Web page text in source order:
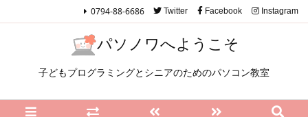
パソノワへようこそ
子どもプログラミングとシニアのためのパソコン教室
0794-88-6686 Twitter Facebook Instagram